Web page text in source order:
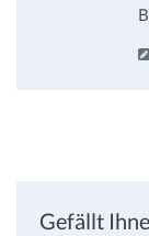
Gefällt